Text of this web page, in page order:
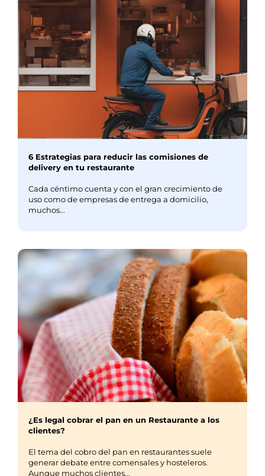
6 Estrategias para reducir las comisiones de
delivery en tu restaurante
Cada céntimo cuenta y con el gran crecimiento de
uso como de empresas de entrega a domicilio,
muchos...
¿Es legal cobrar el pan en un Restaurante a los
clientes?
El tema del cobro del pan en restaurantes suele
generar debate entre comensales y hosteleros.
Aunque muchos clientes...